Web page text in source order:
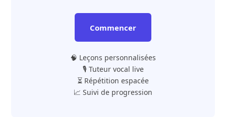
Commencer
🧠 Leçons personnalisées
🎙️ Tuteur vocal live
⏳ Répétition espacée
📈 Suivi de progression